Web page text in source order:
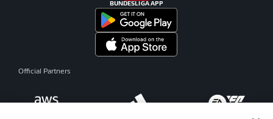
BUNDESLIGA APP
Official Partners